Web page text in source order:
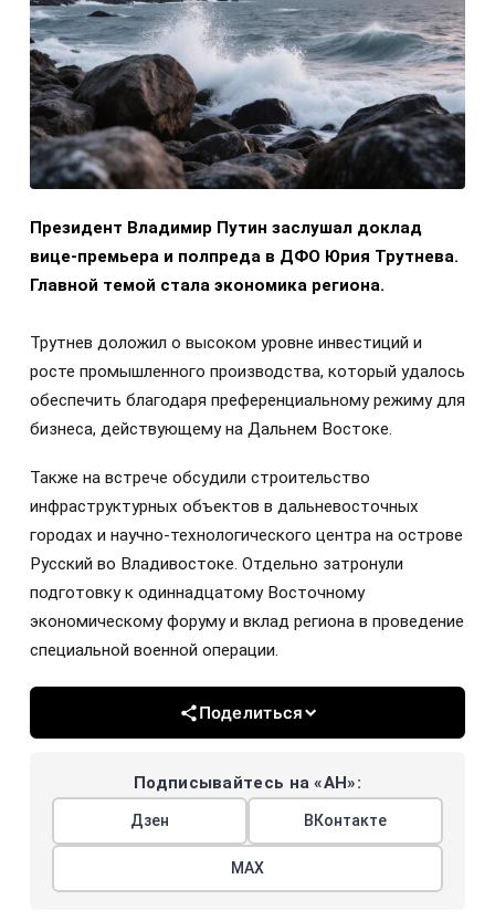
Президент Владимир Путин заслушал доклад
вице-премьера и полпреда в ДФО Юрия Трутнева.
Главной темой стала экономика региона.
Трутнев доложил о высоком уровне инвестиций и
росте промышленного производства, который удалось
обеспечить благодаря преференциальному режиму для
бизнеса, действующему на Дальнем Востоке.
Также на встрече обсудили строительство
инфраструктурных объектов в дальневосточных
городах и научно-технологического центра на острове
Русский во Владивостоке. Отдельно затронули
подготовку к одиннадцатому Восточному
экономическому форуму и вклад региона в проведение
специальной военной операции.
Поделиться
Подписывайтесь на «АН»:
Дзен ВКонтакте
МАХ